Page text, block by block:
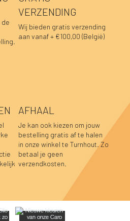
rood
donkerblauw
de
VERZENDING
Wij bieden gratis verzending
aan vanaf + €100,00 (België)
AFHAAL
Je kan ook kiezen om jouw
bestelling gratis af te halen
in onze winkel te Turnhout. Zo
betaal je geen
verzendkosten.